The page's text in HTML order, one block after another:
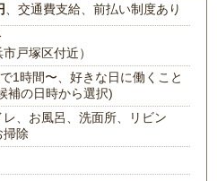
、交通費支給、前払い制度あり
戸塚区付近）
1時間〜、好きな日に働くこと
補の日時から選択)
、お風呂、洗面所、リビン
掃除